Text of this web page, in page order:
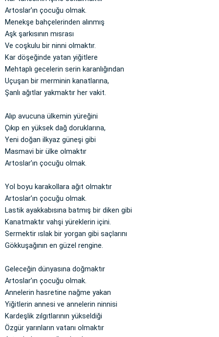
Artoslar’ın çocuğu olmak.
Menekşe bahçelerinden alınmış
Aşk şarkısının mısrası
Ve coşkulu bir ninni olmaktır.
Kar döşeğinde yatan yiğitlere
Mehtaplı gecelerin serin karanlığından
Uçuşan bir merminin kanatlarına,
Şanlı ağıtlar yakmaktır her vakit.
Alıp avucuna ülkemin yüreğini
Çıkıp en yüksek dağ doruklarına,
Yeni doğan ilkyaz güneşi gibi
Masmavi bir ülke olmaktır
Artoslar’ın çocuğu olmak.
Yol boyu karakollara ağıt olmaktır
Artoslar’ın çocuğu olmak.
Lastik ayakkabısına batmış bir diken gibi
Kanatmaktır vahşi yüreklerin içini.
Sermektir ıslak bir yorgan gibi saçlarını
Gökkuşağının en güzel rengine.
Geleceğin dünyasına doğmaktır
Artoslar’ın çocuğu olmak.
Annelerin hasretine nağme yakan
Yiğitlerin annesi ve annelerin ninnisi
Kardeşlik zılgıtlarının yükseldiği
Özgür yarınların vatanı olmaktır